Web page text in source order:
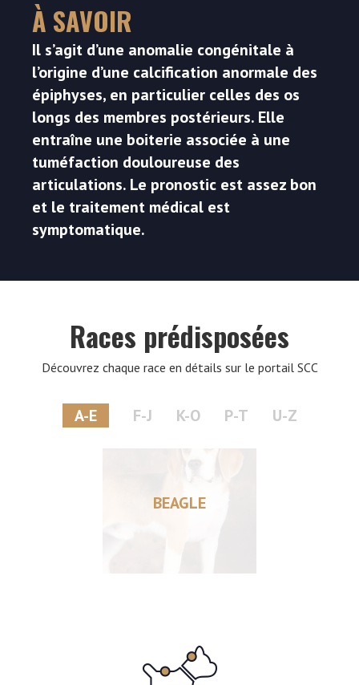
À SAVOIR
Il s’agit d’une anomalie congénitale à
l’origine d’une calcification anormale des
épiphyses, en particulier celles des os
longs des membres postérieurs. Elle
entraîne une boiterie associée à une
tuméfaction douloureuse des
articulations. Le pronostic est assez bon
et le traitement médical est
symptomatique.
Races prédisposées
Découvrez chaque race en détails sur le portail SCC
A-E F-J K-O P-T U-Z
BEAGLE